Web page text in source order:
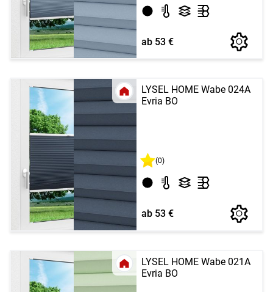
ab 53 €
LYSEL HOME Wabe 024A
Evria BO
(0)
ab 53 €
LYSEL HOME Wabe 021A
Evria BO